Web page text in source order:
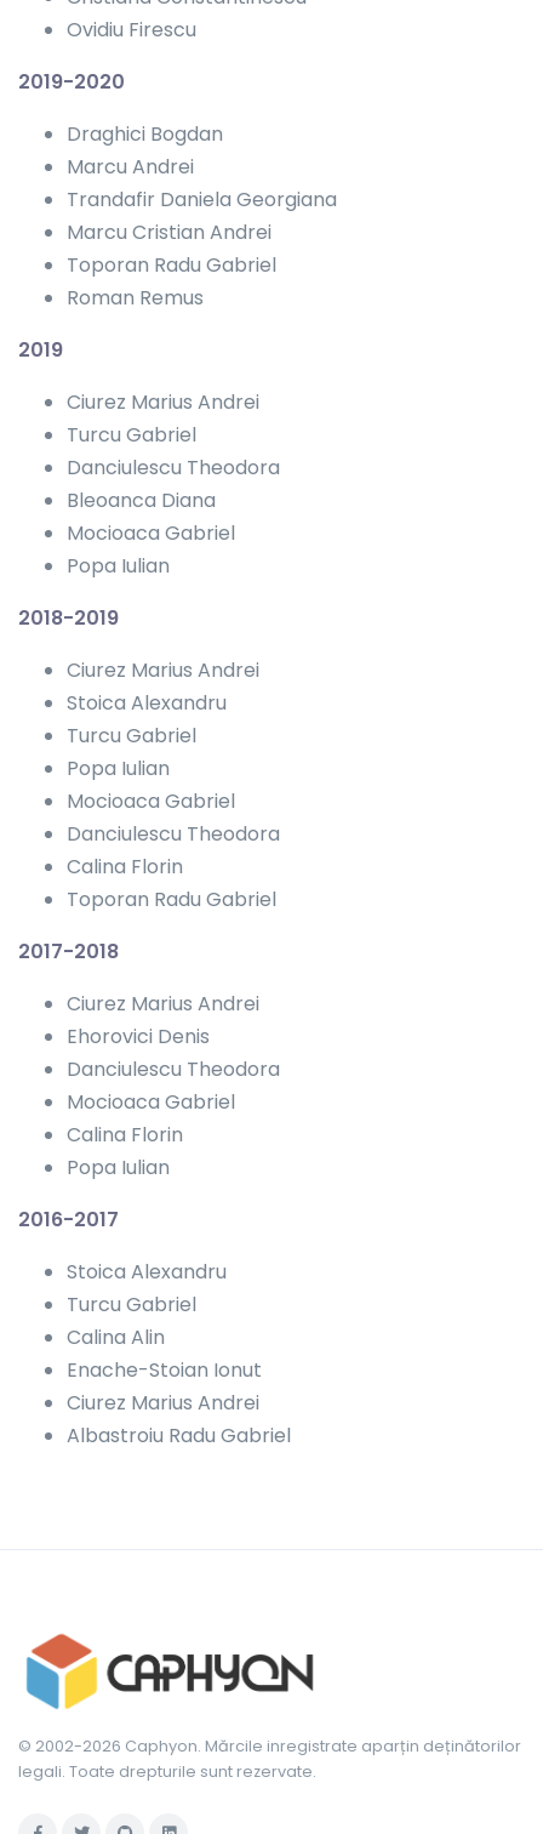
Ovidiu Firescu
2019-2020
Draghici Bogdan
Marcu Andrei
Trandafir Daniela Georgiana
Marcu Cristian Andrei
Toporan Radu Gabriel
Roman Remus
2019
Ciurez Marius Andrei
Turcu Gabriel
Danciulescu Theodora
Bleoanca Diana
Mocioaca Gabriel
Popa Iulian
2018-2019
Ciurez Marius Andrei
Stoica Alexandru
Turcu Gabriel
Popa Iulian
Mocioaca Gabriel
Danciulescu Theodora
Calina Florin
Toporan Radu Gabriel
2017-2018
Ciurez Marius Andrei
Ehorovici Denis
Danciulescu Theodora
Mocioaca Gabriel
Calina Florin
Popa Iulian
2016-2017
Stoica Alexandru
Turcu Gabriel
Calina Alin
Enache-Stoian Ionut
Ciurez Marius Andrei
Albastroiu Radu Gabriel
© 2002-2026 Caphyon. Mărcile inregistrate aparțin deținătorilor
legali. Toate drepturile sunt rezervate.